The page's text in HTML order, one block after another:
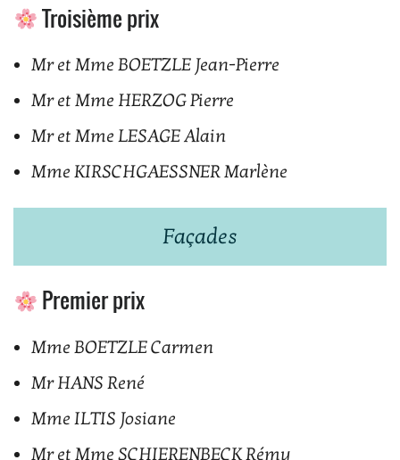
Troisième prix
Mr et Mme BOETZLE Jean-Pierre
Mr et Mme HERZOG Pierre
Mr et Mme LESAGE Alain
Mme KIRSCHGAESSNER Marlène
Façades
Premier prix
Mme BOETZLE Carmen
Mr HANS René
Mme ILTIS Josiane
Mr et Mme SCHIERENBECK Rémy